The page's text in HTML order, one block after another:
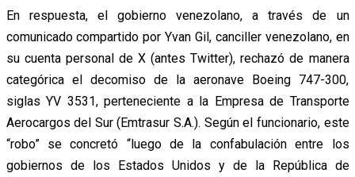
En respuesta, el gobierno venezolano, a través de un
comunicado compartido por Yvan Gil, canciller venezolano, en
su cuenta personal de X (antes Twitter), rechazó de manera
categórica el decomiso de la aeronave Boeing 747-300,
siglas YV 3531, perteneciente a la Empresa de Transporte
Aerocargos del Sur (Emtrasur S.A.). Según el funcionario, este
“robo” se concretó “luego de la confabulación entre los
gobiernos de los Estados Unidos y de la República de